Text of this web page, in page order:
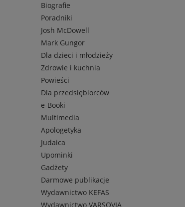
Biografie
Poradniki
Josh McDowell
Mark Gungor
Dla dzieci i młodzieży
Zdrowie i kuchnia
Powieści
Dla przedsiębiorców
e-Booki
Multimedia
Apologetyka
Judaica
Upominki
Gadżety
Darmowe publikacje
Wydawnictwo KEFAS
Wydawnictwo VARSOVIA